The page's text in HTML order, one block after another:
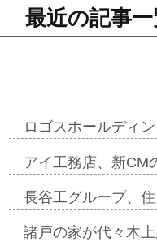
最近の記事
ロゴスホールディ
アイ工務店、新CM
長谷工グループ、
諸戸の家が代々木